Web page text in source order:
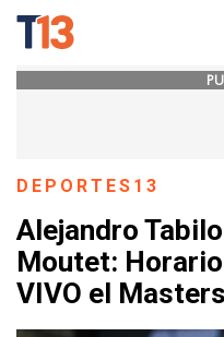
DEPORTES13
Alejandro
Moutet:
VIVO el